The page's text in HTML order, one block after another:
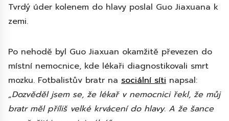
Tvrdý úder kolenem do hlavy poslal Guo Jiaxuana k
zemi.
Po nehodě byl Guo Jiaxuan okamžitě převezen do
místní nemocnice, kde lékaři diagnostikovali smrt
mozku. Fotbalistův bratr na sociální síti napsal:
„Dozvěděl jsem se, že lékař v nemocnici řekl, že můj
bratr měl příliš velké krvácení do hlavy. A že šance